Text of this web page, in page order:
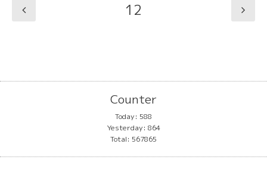
12
Counter
Today: 588
Yesterday: 864
Total: 567865